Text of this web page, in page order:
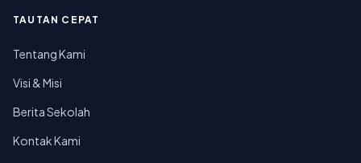
TAUTAN CEPAT
Tentang Kami
Visi & Misi
Berita Sekolah
Kontak Kami